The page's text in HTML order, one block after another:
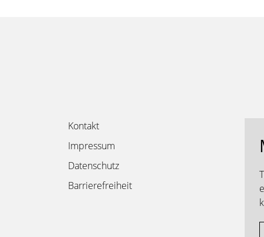
Kontakt
Impressum
Datenschutz
Barrierefreiheit